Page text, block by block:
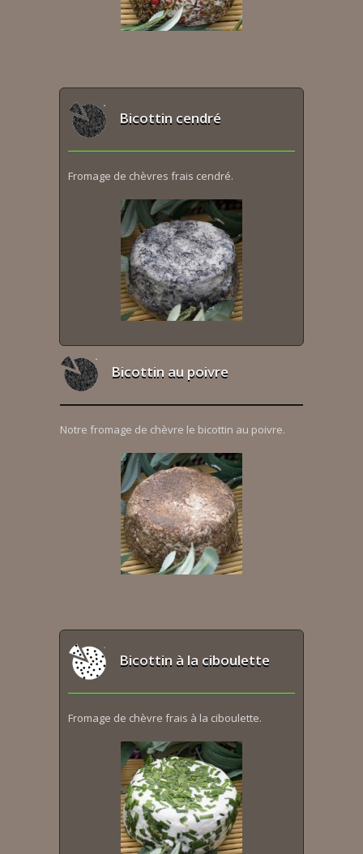
Bicottin cendré
Fromage de chèvres frais cendré.
Bicottin au poivre
Notre fromage de chèvre le bicottin au poivre.
Bicottin à la ciboulette
Fromage de chèvre frais à la ciboulette.